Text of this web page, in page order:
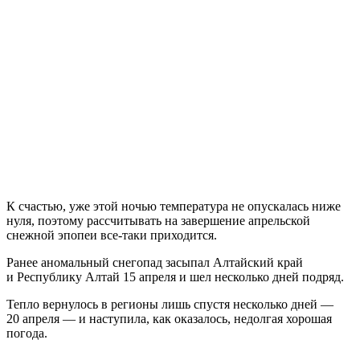
К счастью, уже этой ночью температура не опускалась ниже
нуля, поэтому рассчитывать на завершение апрельской
снежной эпопеи все-таки приходится.
Ранее аномальный снегопад засыпал Алтайский край
и Республику Алтай 15 апреля и шел несколько дней подряд.
Тепло вернулось в регионы лишь спустя несколько дней —
20 апреля — и наступила, как оказалось, недолгая хорошая
погода.